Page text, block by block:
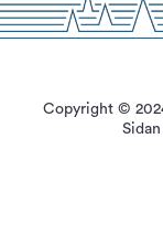
Copyright ©